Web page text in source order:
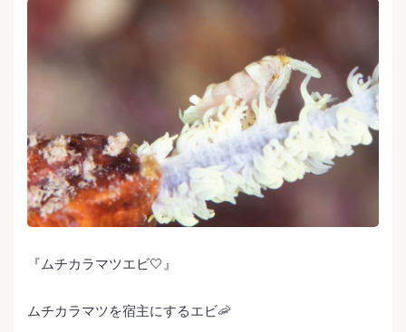
『ムチカラマツエビ🤍』
ムチカラマツを宿主にするエビ🦐